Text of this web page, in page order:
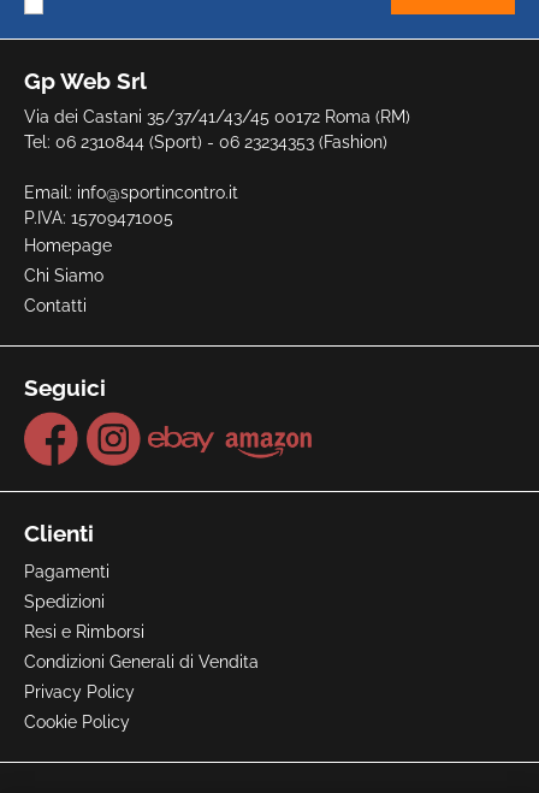
Gp Web Srl
Via dei Castani 35/37/41/43/45 00172 Roma (RM)
Tel: 06 2310844 (Sport) - 06 23234353 (Fashion)
Email: info@sportincontro.it
P.IVA: 15709471005
Homepage
Chi Siamo
Contatti
Seguici
Clienti
Pagamenti
Spedizioni
Resi e Rimborsi
Condizioni Generali di Vendita
Privacy Policy
Cookie Policy